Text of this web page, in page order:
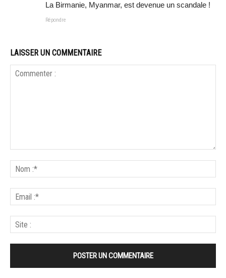
La Birmanie, Myanmar, est devenue un scandale !
Répondre
LAISSER UN COMMENTAIRE